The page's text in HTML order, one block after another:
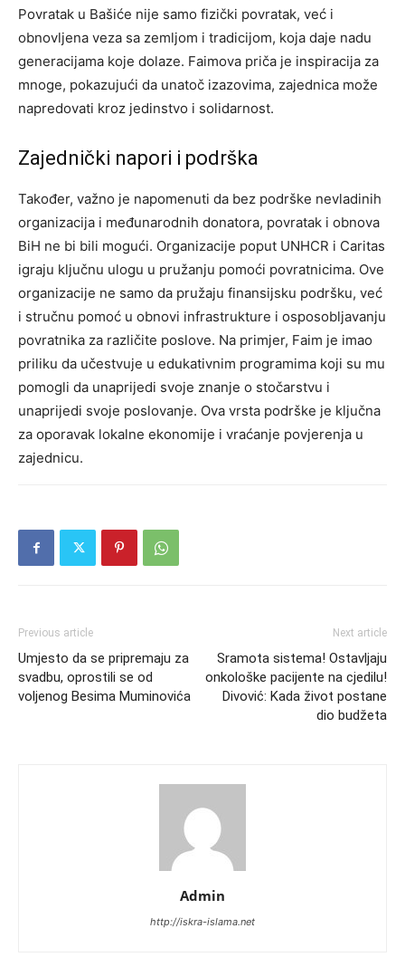
Povratak u Bašiće nije samo fizički povratak, već i
obnovljena veza sa zemljom i tradicijom, koja daje nadu
generacijama koje dolaze. Faimova priča je inspiracija za
mnoge, pokazujući da unatoč izazovima, zajednica može
napredovati kroz jedinstvo i solidarnost.
Zajednički napori i podrška
Također, važno je napomenuti da bez podrške nevladinih
organizacija i međunarodnih donatora, povratak i obnova
BiH ne bi bili mogući. Organizacije poput UNHCR i Caritas
igraju ključnu ulogu u pružanju pomoći povratnicima. Ove
organizacije ne samo da pružaju finansijsku podršku, već
i stručnu pomoć u obnovi infrastrukture i osposobljavanju
povratnika za različite poslove. Na primjer, Faim je imao
priliku da učestvuje u edukativnim programima koji su mu
pomogli da unaprijedi svoje znanje o stočarstvu i
unaprijedi svoje poslovanje. Ova vrsta podrške je ključna
za oporavak lokalne ekonomije i vraćanje povjerenja u
zajednicu.
Previous article
Umjesto da se pripremaju za
svadbu, oprostili se od
voljenog Besima Muminovića
Next article
Sramota sistema! Ostavljaju
onkološke pacijente na cjedilu!
Divović: Kada život postane
dio budžeta
Admin
http://iskra-islama.net